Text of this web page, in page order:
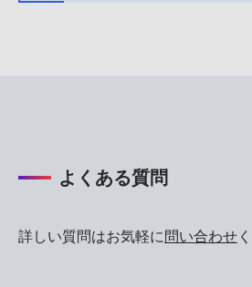
よくある質問
詳しい質問はお気軽に 問い合わせ